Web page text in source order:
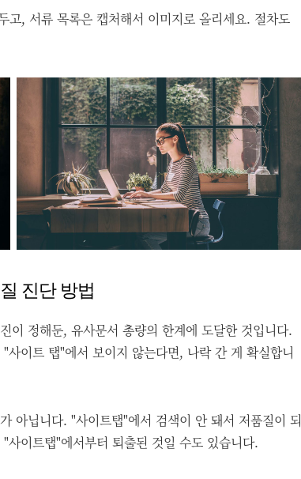
고, 서류 목록은 캡처해서 이미지로 올리세요. 절차도
진단 방법
이 정해둔, 유사문서 총량의 한계에 도달한 것입니다.
이트 탭"에서 보이지 않는다면, 나락 간 게 확실합니
아닙니다. "사이트탭"에서 검색이 안 돼서 저품질이 되
이트탭"에서부터 퇴출된 것일 수도 있습니다.